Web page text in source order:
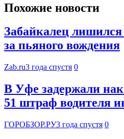
Похожие новости
Забайкалец
за пьяного вождения
Zab.ru3 года спустя 0
В Уфе задержали
51 штраф водителя
ГОРОБЗОР.РУ3 года спустя 0